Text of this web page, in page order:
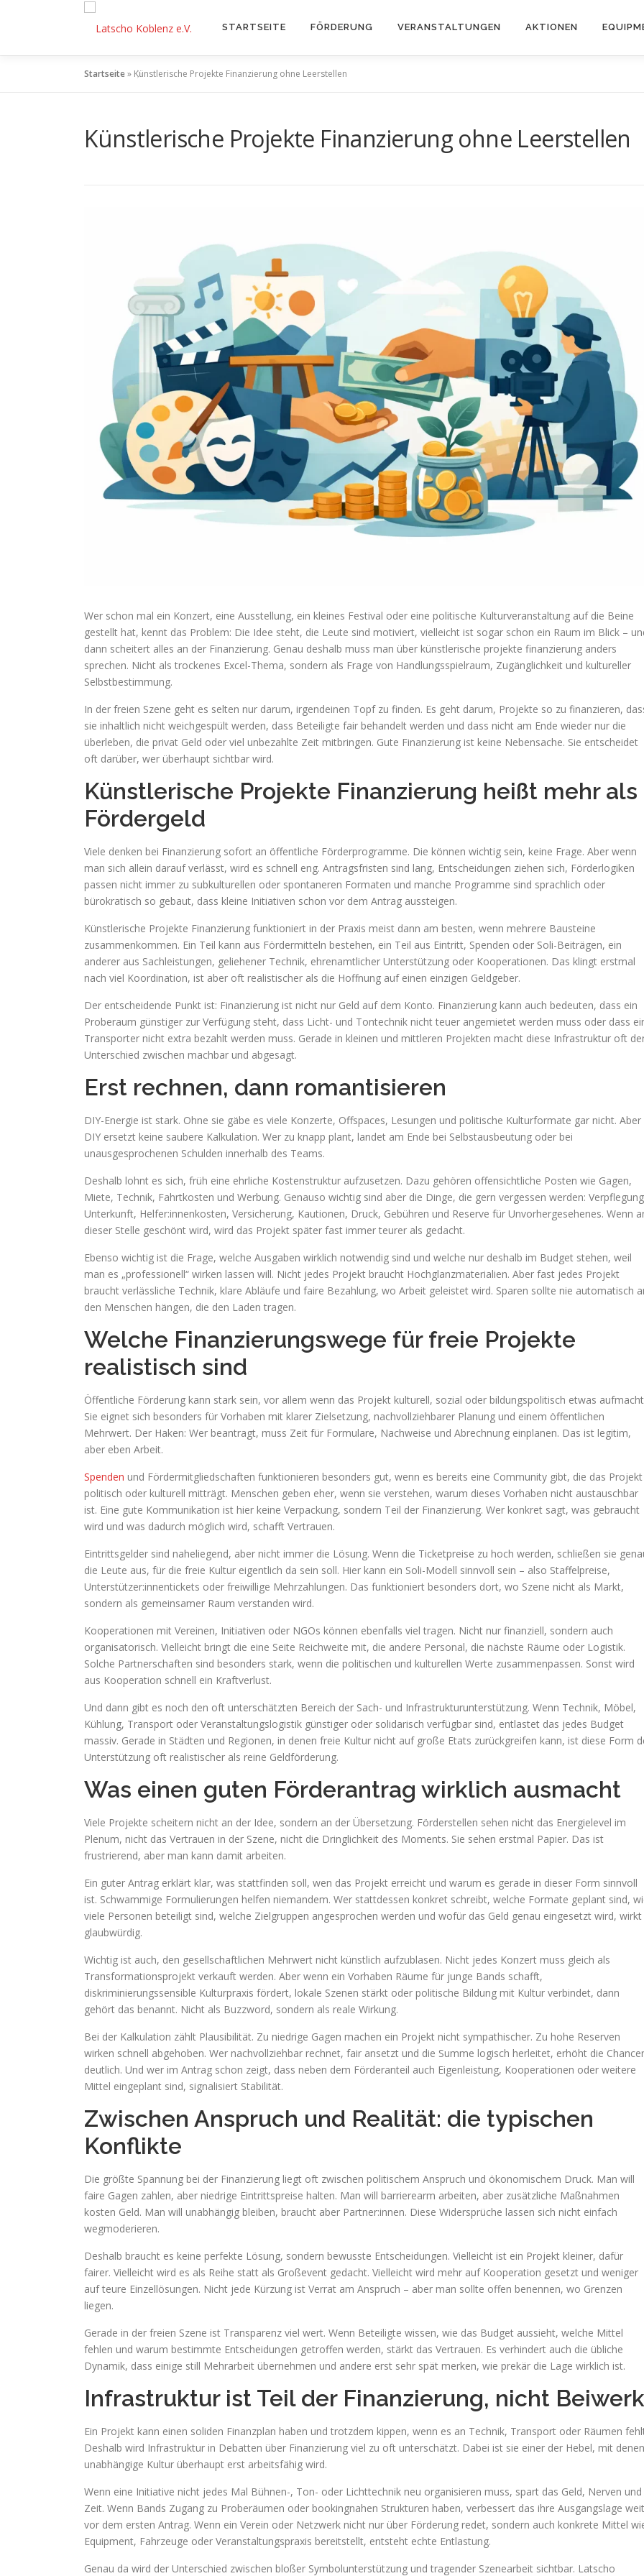
STARTSEITE FÖRDERUNG VERANSTALTUNGEN AKTIONEN
Startseite» Künstlerische Projekte Finanzierung ohne Leerstellen
Künstlerische Projekte Finanzierung ohne Leerstellen
Wer schon mal ein Konzert, eine Ausstellung, ein kleines Festival oder eine politische Kulturveranstaltung auf die Beine
gestellt hat, kennt das Problem: Die Idee steht, die Leute sind motiviert, vielleicht ist sogar schon ein Raum im Blick –
dann scheitert alles an der Finanzierung. Genau deshalb muss man über künstlerische projekte finanzierung anders
sprechen. Nicht als trockenes Excel-Thema, sondern als Frage von Handlungsspielraum, Zugänglichkeit und kultureller
Selbstbestimmung.
In der freien Szene geht es selten nur darum, irgendeinen Topf zu finden. Es geht darum, Projekte so zu finanzieren,
sie inhaltlich nicht weichgespült werden, dass Beteiligte fair behandelt werden und dass nicht am Ende wieder nur die
überleben, die privat Geld oder viel unbezahlte Zeit mitbringen. Gute Finanzierung ist keine Nebensache. Sie entscheidet
oft darüber, wer überhaupt sichtbar wird.
Künstlerische Projekte Finanzierung heißt mehr als
Fördergeld
Viele denken bei Finanzierung sofort an öffentliche Förderprogramme. Die können wichtig sein, keine Frage. Aber wenn
man sich allein darauf verlässt, wird es schnell eng. Antragsfristen sind lang, Entscheidungen ziehen sich, Förderlogiken
passen nicht immer zu subkulturellen oder spontaneren Formaten und manche Programme sind sprachlich oder
bürokratisch so gebaut, dass kleine Initiativen schon vor dem Antrag aussteigen.
Künstlerische Projekte Finanzierung funktioniert in der Praxis meist dann am besten, wenn mehrere Bausteine
zusammenkommen. Ein Teil kann aus Fördermitteln bestehen, ein Teil aus Eintritt, Spenden oder Soli-Beiträgen, ein
anderer aus Sachleistungen, geliehener Technik, ehrenamtlicher Unterstützung oder Kooperationen. Das klingt erstmal
nach viel Koordination, ist aber oft realistischer als die Hoffnung auf einen einzigen Geldgeber.
Der entscheidende Punkt ist: Finanzierung ist nicht nur Geld auf dem Konto. Finanzierung kann auch bedeuten, dass ein
Proberaum günstiger zur Verfügung steht, dass Licht- und Tontechnik nicht teuer angemietet werden muss oder dass
Transporter nicht extra bezahlt werden muss. Gerade in kleinen und mittleren Projekten macht diese Infrastruktur oft
Unterschied zwischen machbar und abgesagt.
Erst rechnen, dann romantisieren
DIY-Energie ist stark. Ohne sie gäbe es viele Konzerte, Offspaces, Lesungen und politische Kulturformate gar nicht. Aber
DIY ersetzt keine saubere Kalkulation. Wer zu knapp plant, landet am Ende bei Selbstausbeutung oder bei
unausgesprochenen Schulden innerhalb des Teams.
Deshalb lohnt es sich, früh eine ehrliche Kostenstruktur aufzusetzen. Dazu gehören offensichtliche Posten wie Gagen,
Miete, Technik, Fahrtkosten und Werbung. Genauso wichtig sind aber die Dinge, die gern vergessen werden:
Unterkunft, Helfer:innenkosten, Versicherung, Kautionen, Druck, Gebühren und Reserve für Unvorhergesehenes. Wenn
dieser Stelle geschönt wird, wird das Projekt später fast immer teurer als gedacht.
Ebenso wichtig ist die Frage, welche Ausgaben wirklich notwendig sind und welche nur deshalb im Budget stehen, weil
man es „professionell“ wirken lassen will. Nicht jedes Projekt braucht Hochglanzmaterialien. Aber fast jedes Projekt
braucht verlässliche Technik, klare Abläufe und faire Bezahlung, wo Arbeit geleistet wird. Sparen sollte nie automatisch
den Menschen hängen, die den Laden tragen.
Welche Finanzierungswege für freie Projekte
realistisch sind
Öffentliche Förderung kann stark sein, vor allem wenn das Projekt kulturell, sozial oder bildungspolitisch etwas
Sie eignet sich besonders für Vorhaben mit klarer Zielsetzung, nachvollziehbarer Planung und einem öffentlichen
Mehrwert. Der Haken: Wer beantragt, muss Zeit für Formulare, Nachweise und Abrechnung einplanen. Das ist legitim,
aber eben Arbeit.
Spenden und Fördermitgliedschaften funktionieren besonders gut, wenn es bereits eine Community gibt, die das Projekt
politisch oder kulturell mitträgt. Menschen geben eher, wenn sie verstehen, warum dieses Vorhaben nicht austauschbar
ist. Eine gute Kommunikation ist hier keine Verpackung, sondern Teil der Finanzierung. Wer konkret sagt, was gebraucht
wird und was dadurch möglich wird, schafft Vertrauen.
Eintrittsgelder sind naheliegend, aber nicht immer die Lösung. Wenn die Ticketpreise zu hoch werden, schließen sie
die Leute aus, für die freie Kultur eigentlich da sein soll. Hier kann ein Soli-Modell sinnvoll sein – also Staffelpreise,
Unterstützer:innentickets oder freiwillige Mehrzahlungen. Das funktioniert besonders dort, wo Szene nicht als Markt,
sondern als gemeinsamer Raum verstanden wird.
Kooperationen mit Vereinen, Initiativen oder NGOs können ebenfalls viel tragen. Nicht nur finanziell, sondern auch
organisatorisch. Vielleicht bringt die eine Seite Reichweite mit, die andere Personal, die nächste Räume oder Logistik.
Solche Partnerschaften sind besonders stark, wenn die politischen und kulturellen Werte zusammenpassen. Sonst wird
aus Kooperation schnell ein Kraftverlust.
Und dann gibt es noch den oft unterschätzten Bereich der Sach- und Infrastrukturunterstützung. Wenn Technik, Möbel,
Kühlung, Transport oder Veranstaltungslogistik günstiger oder solidarisch verfügbar sind, entlastet das jedes Budget
massiv. Gerade in Städten und Regionen, in denen freie Kultur nicht auf große Etats zurückgreifen kann, ist diese Form
Unterstützung oft realistischer als reine Geldförderung.
Was einen guten Förderantrag wirklich ausmacht
Viele Projekte scheitern nicht an der Idee, sondern an der Übersetzung. Förderstellen sehen nicht das Energielevel im
Plenum, nicht das Vertrauen in der Szene, nicht die Dringlichkeit des Moments. Sie sehen erstmal Papier. Das ist
frustrierend, aber man kann damit arbeiten.
Ein guter Antrag erklärt klar, was stattfinden soll, wen das Projekt erreicht und warum es gerade in dieser Form sinnvoll
ist. Schwammige Formulierungen helfen niemandem. Wer stattdessen konkret schreibt, welche Formate geplant sind,
viele Personen beteiligt sind, welche Zielgruppen angesprochen werden und wofür das Geld genau eingesetzt wird, wirkt
glaubwürdig.
Wichtig ist auch, den gesellschaftlichen Mehrwert nicht künstlich aufzublasen. Nicht jedes Konzert muss gleich als
Transformationsprojekt verkauft werden. Aber wenn ein Vorhaben Räume für junge Bands schafft,
diskriminierungssensible Kulturpraxis fördert, lokale Szenen stärkt oder politische Bildung mit Kultur verbindet, dann
gehört das benannt. Nicht als Buzzword, sondern als reale Wirkung.
Bei der Kalkulation zählt Plausibilität. Zu niedrige Gagen machen ein Projekt nicht sympathischer. Zu hohe Reserven
wirken schnell abgehoben. Wer nachvollziehbar rechnet, fair ansetzt und die Summe logisch herleitet, erhöht die
deutlich. Und wer im Antrag schon zeigt, dass neben dem Förderanteil auch Eigenleistung, Kooperationen oder weitere
Mittel eingeplant sind, signalisiert Stabilität.
Zwischen Anspruch und Realität: die typischen
Konflikte
Die größte Spannung bei der Finanzierung liegt oft zwischen politischem Anspruch und ökonomischem Druck. Man will
faire Gagen zahlen, aber niedrige Eintrittspreise halten. Man will barrierearm arbeiten, aber zusätzliche Maßnahmen
kosten Geld. Man will unabhängig bleiben, braucht aber Partner:innen. Diese Widersprüche lassen sich nicht einfach
wegmoderieren.
Deshalb braucht es keine perfekte Lösung, sondern bewusste Entscheidungen. Vielleicht ist ein Projekt kleiner, dafür
fairer. Vielleicht wird es als Reihe statt als Großevent gedacht. Vielleicht wird mehr auf Kooperation gesetzt und weniger
auf teure Einzellösungen. Nicht jede Kürzung ist Verrat am Anspruch – aber man sollte offen benennen, wo Grenzen
liegen.
Gerade in der freien Szene ist Transparenz viel wert. Wenn Beteiligte wissen, wie das Budget aussieht, welche Mittel
fehlen und warum bestimmte Entscheidungen getroffen werden, stärkt das Vertrauen. Es verhindert auch die übliche
Dynamik, dass einige still Mehrarbeit übernehmen und andere erst sehr spät merken, wie prekär die Lage wirklich ist.
Infrastruktur ist Teil der Finanzierung, nicht Beiwerk
Ein Projekt kann einen soliden Finanzplan haben und trotzdem kippen, wenn es an Technik, Transport oder Räumen
Deshalb wird Infrastruktur in Debatten über Finanzierung viel zu oft unterschätzt. Dabei ist sie einer der Hebel, mit denen
unabhängige Kultur überhaupt erst arbeitsfähig wird.
Wenn eine Initiative nicht jedes Mal Bühnen-, Ton- oder Lichttechnik neu organisieren muss, spart das Geld, Nerven und
Zeit. Wenn Bands Zugang zu Proberäumen oder bookingnahen Strukturen haben, verbessert das ihre Ausgangslage weit
vor dem ersten Antrag. Wenn ein Verein oder Netzwerk nicht nur über Förderung redet, sondern auch konkrete Mittel
Equipment, Fahrzeuge oder Veranstaltungspraxis bereitstellt, entsteht echte Entlastung.
Genau da wird der Unterschied zwischen bloßer Symbolunterstützung und tragender Szenearbeit sichtbar. Latscho